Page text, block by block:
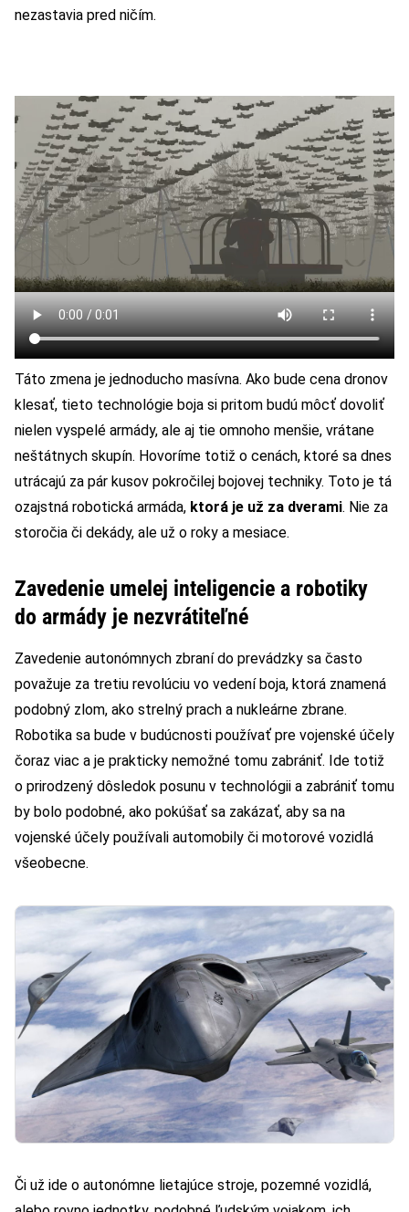
nezastavia pred ničím.
Táto zmena je jednoducho masívna. Ako bude cena dronov
klesať, tieto technológie boja si pritom budú môcť dovoliť
nielen vyspelé armády, ale aj tie omnoho menšie, vrátane
neštátnych skupín. Hovoríme totiž o cenách, ktoré sa dnes
utrácajú za pár kusov pokročilej bojovej techniky. Toto je tá
ozajstná robotická armáda, ktorá je už za dverami. Nie za
storočia či dekády, ale už o roky a mesiace.
Zavedenie umelej inteligencie a robotiky
do armády je nezvrátiteľné
Zavedenie autonómnych zbraní do prevádzky sa často
považuje za tretiu revolúciu vo vedení boja, ktorá znamená
podobný zlom, ako strelný prach a nukleárne zbrane.
Robotika sa bude v budúcnosti používať pre vojenské účely
čoraz viac a je prakticky nemožné tomu zabrániť. Ide totiž
o prirodzený dôsledok posunu v technológii a zabrániť tomu
by bolo podobné, ako pokúšať sa zakázať, aby sa na
vojenské účely používali automobily či motorové vozidlá
všeobecne.
Či už ide o autonómne lietajúce stroje, pozemné vozidlá,